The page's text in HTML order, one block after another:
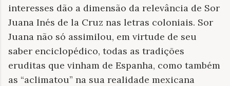
interesses dão a dimensão da relevância de Sor
Juana Inés de la Cruz nas letras coloniais. Sor
Juana não só assimilou, em virtude de seu
saber enciclopédico, todas as tradições
eruditas que vinham de Espanha, como também
as “aclimatou” na sua realidade mexicana